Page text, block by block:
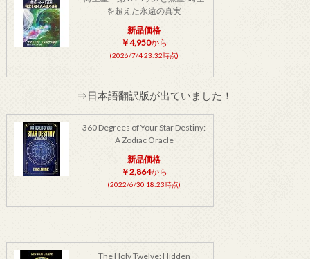
を超えた永遠の真実
新品価格
￥4,950から
(2026/7/4 23:32時点)
⇒日本語翻訳版が出ていました！
360 Degrees of Your Star Destiny:
A Zodiac Oracle
新品価格
￥2,864から
(2022/6/30 18:23時点)
The Holy Twelve: Hidden